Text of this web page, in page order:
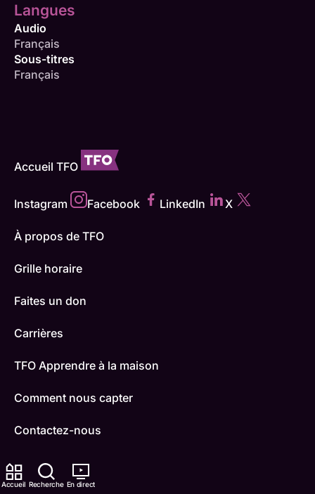
Accueil Recherche En direct
Langues
Audio
Français
Sous-titres
Français
Accueil TFO
Instagram Facebook LinkedIn X
À propos de TFO
Grille horaire
Faites un don
Carrières
TFO Apprendre à la maison
Comment nous capter
Contactez-nous
ONFR